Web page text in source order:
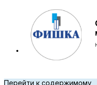
Перейти к содержимому